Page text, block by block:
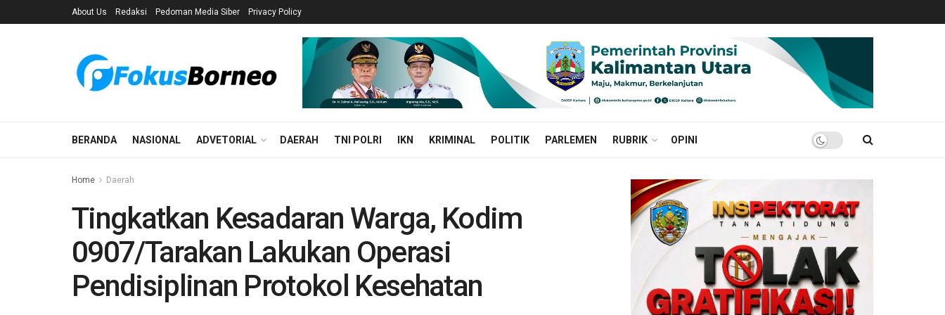
About Us Redaksi Pedoman Media Siber Privacy Policy
BERANDA NASIONAL ADVETORIAL DAERAH TNI POLRI IKN KRIMINAL POLITIK PARLEMEN RUBRIK OPINI
Home Daerah
Tingkatkan Kesadaran Warga, Kodim
0907/Tarakan Lakukan Operasi
Pendisiplinan Protokol Kesehatan